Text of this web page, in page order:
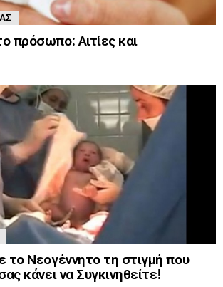
πρόσωπο: Αιτίες και
το Νεογέννητο τη στιγμή που
κάνει να Συγκινηθείτε!